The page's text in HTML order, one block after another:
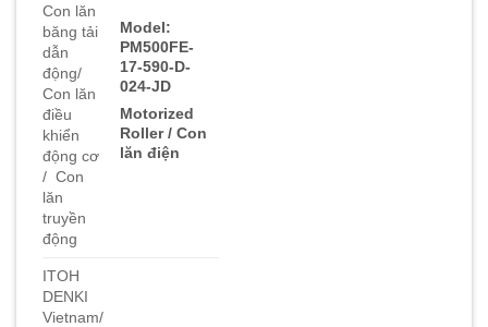
Con lăn
băng tải
dẫn
động/
Con lăn
điều
khiển
động cơ
/ Con
lăn
truyền
động
Model:
PM500FE-
17-590-D-
024-JD
Motorized
Roller / Con
lăn điện
ITOH
DENKI
Vietnam/